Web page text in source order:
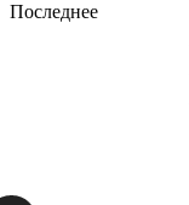
Последнее